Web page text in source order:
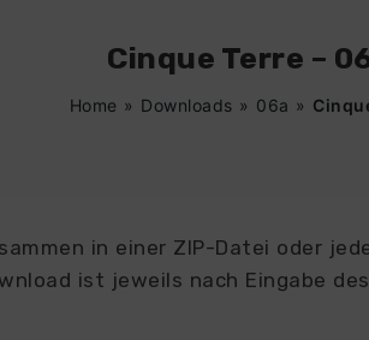
Cinque Terre –
Home » Downloads » 06a »
in einer ZIP-Datei oder
ist jeweils nach Eingabe